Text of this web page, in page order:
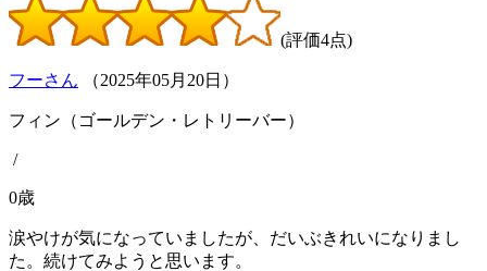
(評価4点)
フーさん （2025年05月 20日）
フィン（ゴールデン・レトリーバー）
/
0歳
涙やけが気になっていましたが、だいぶきれいになりまし
た。続けてみようと思います。